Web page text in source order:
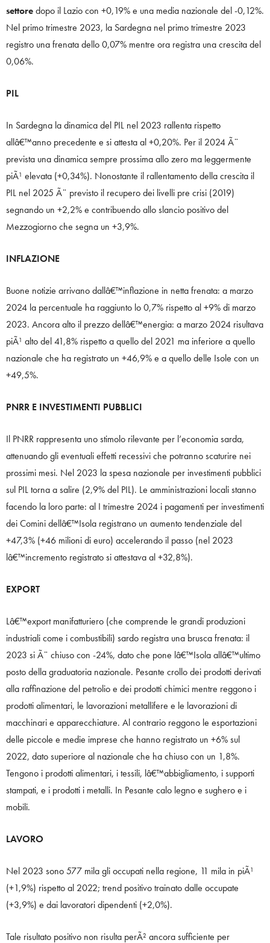
settoredopo il Lazio con +0,19% e una media nazionale del -0,12%.
Nel primo trimestre 2023, la Sardegna nel primo trimestre 2023
registro una frenata dello 0,07% mentre ora registra una crescita del
0,06%.
PIL
In Sardegna la dinamica del PIL nel 2023 rallenta rispetto
allâ€™anno precedente e si attesta al +0,20%. Per il 2024 Ã¨
prevista una dinamica sempre prossima allo zero ma leggermente
piÃ¹ elevata (+0,34%). Nonostante il rallentamento della crescita il
PIL nel 2025 Ã¨ previsto il recupero dei livelli pre crisi (2019)
segnando un +2,2% e contribuendo allo slancio positivo del
Mezzogiorno che segna un +3,9%.
INFLAZIONE
Buone notizie arrivano dallâ€™inflazione in netta frenata: a marzo
2024 la percentuale ha raggiunto lo 0,7% rispetto al +9% di marzo
2023. Ancora alto il prezzo dellâ€™energia: a marzo 2024 risultava
piÃ¹ alto del 41,8% rispetto a quello del 2021 ma inferiore a quello
nazionale che ha registrato un +46,9% e a quello delle Isole con un
+49,5%.
PNRR E INVESTIMENTI PUBBLICI
Il PNRR rappresenta uno stimolo rilevante per l’economia sarda,
attenuando gli eventuali effetti recessivi che potranno scaturire nei
prossimi mesi. Nel 2023 la spesa nazionale per investimenti pubblici
sul PIL torna a salire (2,9% del PIL). Le amministrazioni locali stanno
facendo la loro parte: al I trimestre 2024 i pagamenti per investimenti
dei Comini dellâ€™Isola registrano un aumento tendenziale del
+47,3% (+46 milioni di euro) accelerando il passo (nel 2023
lâ€™incremento registrato si attestava al +32,8%).
EXPORT
Lâ€™export manifatturiero (che comprende le grandi produzioni
industriali come i combustibili) sardo registra una brusca frenata: il
2023 si Ã¨ chiuso con -24%, dato che pone lâ€™Isola allâ€™ultimo
posto della graduatoria nazionale. Pesante crollo dei prodotti derivati
alla raffinazione del petrolio e dei prodotti chimici mentre reggono i
prodotti alimentari, le lavorazioni metallifere e le lavorazioni di
macchinari e apparecchiature. Al contrario reggono le esportazioni
delle piccole e medie imprese che hanno registrato un +6% sul
2022, dato superiore al nazionale che ha chiuso con un 1,8%.
Tengono i prodotti alimentari, i tessili, lâ€™abbigliamento, i supporti
stampati, e i prodotti i metalli. In Pesante calo legno e sughero e i
mobili.
LAVORO
Nel 2023 sono 577 mila gli occupati nella regione, 11 mila in piÃ¹
(+1,9%) rispetto al 2022; trend positivo trainato dalle occupate
(+3,9%) e dai lavoratori dipendenti (+2,0%).
Tale risultato positivo non risulta perÃ² ancora sufficiente per